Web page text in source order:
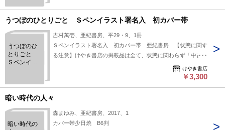
うつぼのひとりごと Ｓペンイラスト署名入 初カバー帯
うつぼのひ
とりごと
Ｓペンイラ
ー帯
吉村萬壱、亜紀書房、平29・9、1冊
Ｓペンイラスト署名入 初カバー帯 亜紀書房 【状態に関す
る注意】けやき書店の掲載品は全て、状態に関わらず「中古品
（並）」と表示されています。「日本の古本屋」は６段階の
「状態」表記が必須となりましたが、当店の扱う商品の特質
い。状態表記の無いものは特に問題なく良好とお考え下さ
い。:
けやき書店
￥3,300
暗い時代の人々
暗い時代の
森まゆみ、亜紀書房、2017、1
カバー帯少日焼 B6判